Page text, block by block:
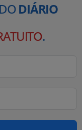
DIÁRIO
.